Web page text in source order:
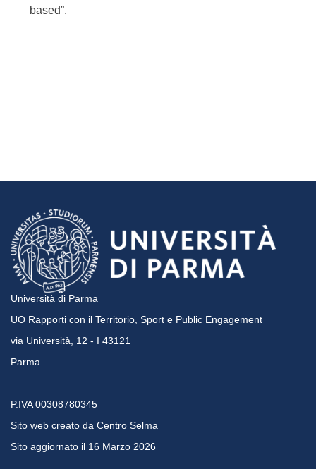
based”.
Università di Parma
UO Rapporti con il Territorio, Sport e Public Engagement
via Università, 12 - I 43121
Parma
P.IVA 00308780345
Sito web creato da Centro Selma
Sito aggiornato il 16 Marzo 2026